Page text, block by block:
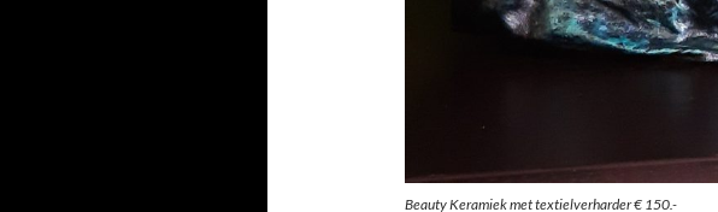
Beauty Keramiek met textielverharder € 150.-